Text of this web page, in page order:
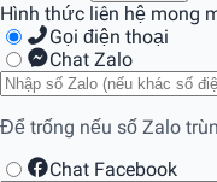
Hình thức liên hệ mong
Gọi điện thoại
Chat Zalo
Để trống nếu số Zalo
Chat Facebook